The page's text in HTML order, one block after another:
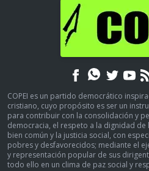
COPEI es un partido democrático
cristiano, cuyo propósito es ser un
para contribuir con la consolidación y
democracia, el respeto a la dignidad
bien común y la justicia social, con
pobres y desfavorecidos; mediante el
y representación popular de sus
todo ello en un clima de paz social y